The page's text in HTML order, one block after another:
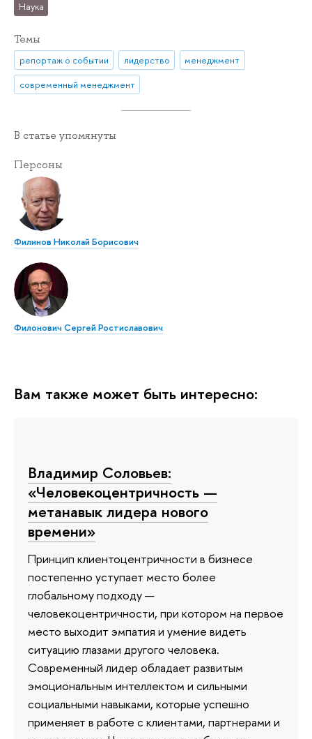
Наука
Темы
репортаж о событии лидерство
менеджмент
современный менеджмент
В статье упомянуты
Персоны
Филинов Николай Борисович
Филонович Сергей Ростиславович
Вам также может быть интересно:
Владимир Соловьев:
«Человекоцентричность —
метанавык лидера нового
времени»
Принцип клиентоцентричности в бизнесе
постепенно уступает место более
глобальному подходу —
человекоцентричности, при котором на первое
место выходит эмпатия и умение видеть
ситуацию глазами другого человека.
Современный лидер обладает развитым
эмоциональным интеллектом и сильными
социальными навыками, которые успешно
применяет в работе с клиентами, партнерами и